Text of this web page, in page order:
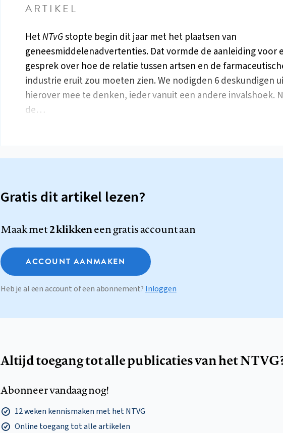
ARTIKEL
HetNTvGstopte begin dit jaar met het plaatsen van
geneesmiddelenadvertenties. Dat vormde de aanleiding voor
gesprek over hoe de relatie tussen artsen en de
industrie eruit zou moeten zien. We nodigden 6 deskundigen
hierover mee te denken, ieder vanuit een andere invalshoek.
de…
Gratis dit artikel lezen?
Maak met2 klikkeneen gratis account aan
ACCOUNT AANMAKEN
Heb je al een account of een abonnement? Inloggen
Altijd toegang tot alle publicaties van het
Abonneer vandaag nog!
12 weken kennismaken met het NTVG
Online toegang tot alle artikelen